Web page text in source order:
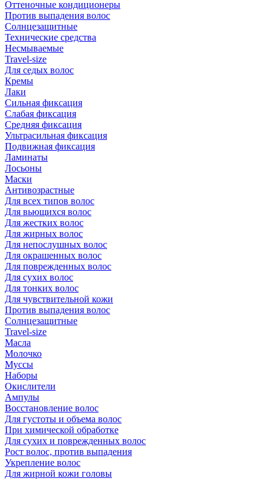
Оттеночные кондиционеры
Против выпадения волос
Солнцезащитные
Технические средства
Несмываемые
Travel-size
Для седых волос
Кремы
Лаки
Сильная фиксация
Слабая фиксация
Средняя фиксация
Ультрасильная фиксация
Подвижная фиксация
Ламинаты
Лосьоны
Маски
Антивозрастные
Для всех типов волос
Для вьющихся волос
Для жестких волос
Для жирных волос
Для непослушных волос
Для окрашенных волос
Для поврежденных волос
Для сухих волос
Для тонких волос
Для чувствительной кожи
Против выпадения волос
Солнцезащитные
Travel-size
Масла
Молочко
Муссы
Наборы
Окислители
Ампулы
Восстановление волос
Для густоты и объема волос
При химической обработке
Для сухих и поврежденных волос
Рост волос, против выпадения
Укрепление волос
Для жирной кожи головы